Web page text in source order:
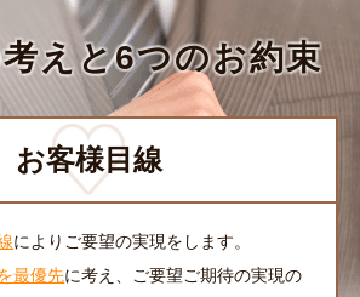
えと6つのお約束
お客様目線
によりご要望の実現をします。
最優先に考え、ご要望ご期待の実現の